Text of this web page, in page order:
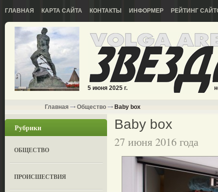
ГЛАВНАЯ КАРТА САЙТА КОНТАКТЫ ИНФОРМЕР РЕЙТИНГ
5 июня 2025 г.
Главная Общество Baby box
Рубрики
ОБЩЕСТВО
ПРОИСШЕСТВИЯ
Baby box
27 июня 2016 года